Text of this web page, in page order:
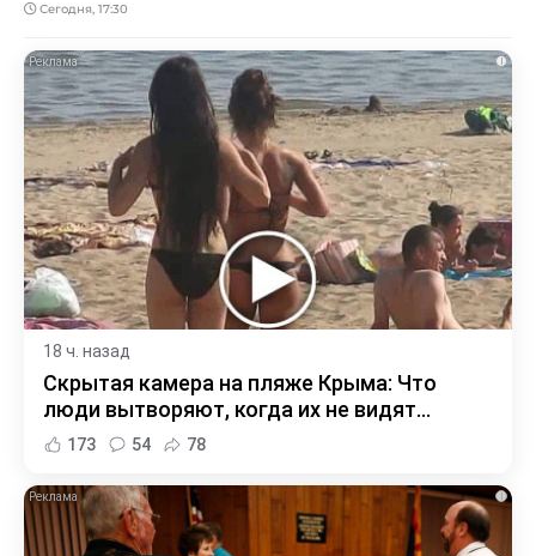
Сегодня, 17:30
i
18 ч. назад
Скрытая камера на пляже Крыма: Что
люди вытворяют, когда их не видят...
173 54 78
i